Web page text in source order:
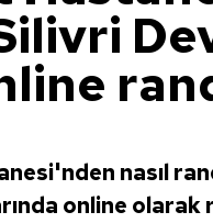
nasıl
online olarak